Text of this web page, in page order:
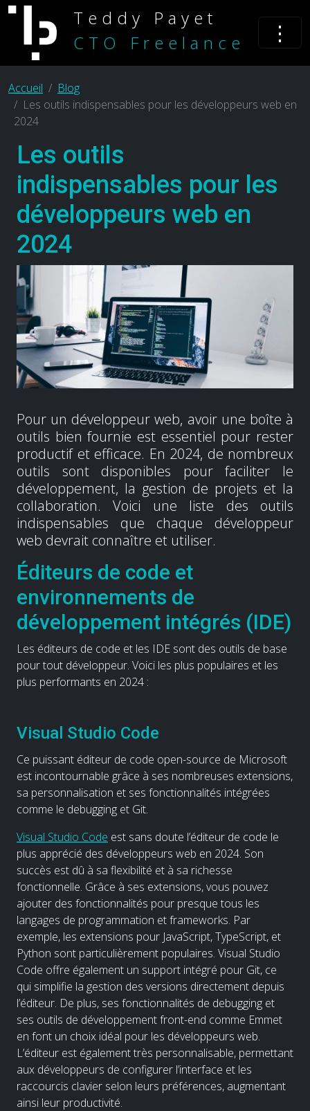
Teddy Payet
CTO Freelance
⋮
Accueil
Blog
Les outils indispensables pour les développeurs web en
2024
Les outils
indispensables pour les
développeurs web en
2024
Pour un développeur web, avoir une boîte à
outils bien fournie est essentiel pour rester
productif et efficace. En 2024, de nombreux
outils sont disponibles pour faciliter le
développement, la gestion de projets et la
collaboration. Voici une liste des outils
indispensables que chaque développeur
web devrait connaître et utiliser.
Éditeurs de code et
environnements de
développement intégrés (IDE)
Les éditeurs de code et les IDE sont des outils de base
pour tout développeur. Voici les plus populaires et les
plus performants en 2024 :
Visual Studio Code
Ce puissant éditeur de code open-source de Microsoft
est incontournable grâce à ses nombreuses extensions,
sa personnalisation et ses fonctionnalités intégrées
comme le debugging et Git.
Visual Studio Code est sans doute l’éditeur de code le
plus apprécié des développeurs web en 2024. Son
succès est dû à sa flexibilité et à sa richesse
fonctionnelle. Grâce à ses extensions, vous pouvez
ajouter des fonctionnalités pour presque tous les
langages de programmation et frameworks. Par
exemple, les extensions pour JavaScript, TypeScript, et
Python sont particulièrement populaires. Visual Studio
Code offre également un support intégré pour Git, ce
qui simplifie la gestion des versions directement depuis
l’éditeur. De plus, ses fonctionnalités de debugging et
ses outils de développement front-end comme Emmet
en font un choix idéal pour les développeurs web.
L’éditeur est également très personnalisable, permettant
aux développeurs de configurer l’interface et les
raccourcis clavier selon leurs préférences, augmentant
ainsi leur productivité.